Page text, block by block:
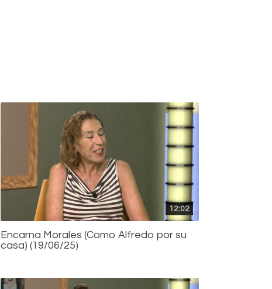
12:02
Encarna Morales (Como Alfredo por su
casa) (19/06/25)